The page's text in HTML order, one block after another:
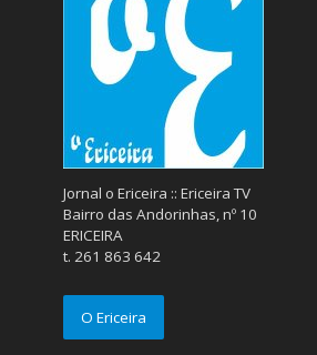
Jornal o Ericeira :: Ericeira TV
Bairro das Andorinhas, nº 10
ERICEIRA
t. 261 863 642
O Ericeira